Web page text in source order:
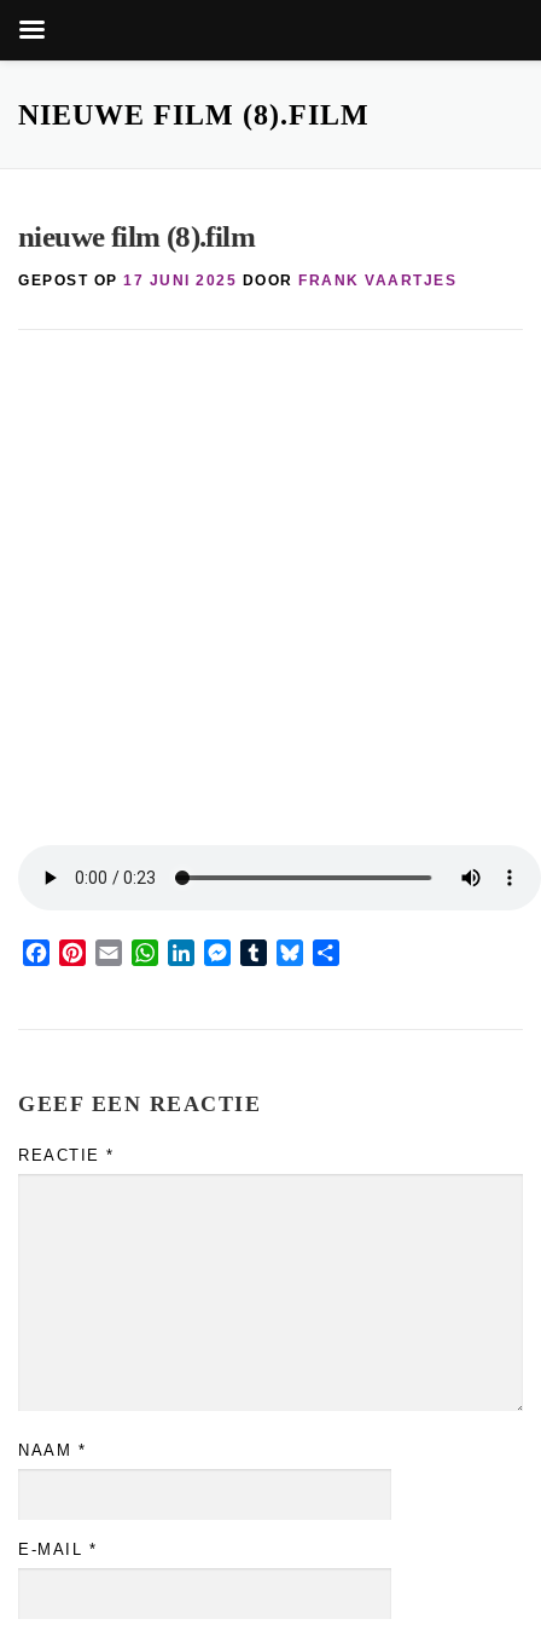
naarNIEUWE FILM (8).FILM
nieuwe film (8).film
GEPOST OP 17 JUNI 2025 DOOR FRANK VAARTJES
FacebookPinterest
Email WhatsApp
LinkedInMessenger
TumblrBluesky
GEEF EEN REACTIE
REACTIE *
NAAM *
E-MAIL *